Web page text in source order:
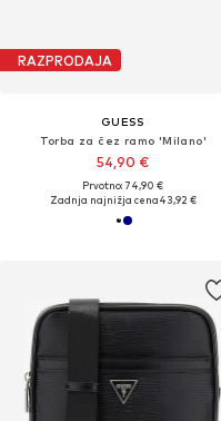
RAZPRODAJA
GUESS
Torba za čez ramo 'Milano'
54,90 €
Prvotno: 74,90 €
Zadnja najnižja cena43,92 €